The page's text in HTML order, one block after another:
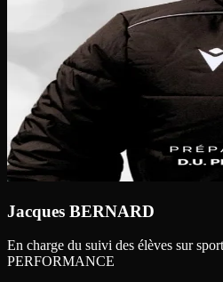
Jacques BERNARD
En charge du suivi des élèves sur
PERFORMANCE